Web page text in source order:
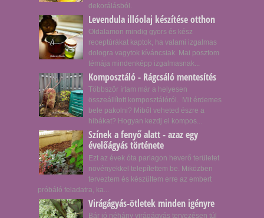
dekorálásból.
Levendula illóolaj készítése otthon
Oldalamon mindig gyors és kész
receptúrákat kaptok, ha valami izgalmas
dologra vagytok kíváncsiak. Mai posztom
témája mindenképp izgalmasnak...
Komposztáló - Rágcsáló mentesítés
Többször írtam már a helyesen
összeállított komposztálóról. Mit érdemes
bele pakolni? Miből veheted észre a
hibákat? Hogyan kezdj el kompos...
Színek a fenyő alatt - azaz egy
évelőágyás története
Ezt az évek óta parlagon heverő területet
növényekkel telepítettem be. Miközben
terveztem és készültem erre az embert
próbáló feladatra, ka...
Virágágyás-ötletek minden igényre
Bár jó néhány virágágyás tervezésen túl